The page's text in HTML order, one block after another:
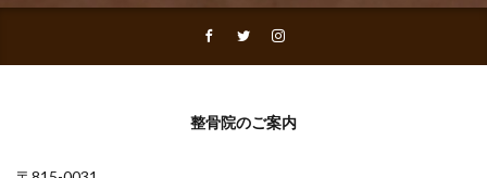
整骨院のご案内